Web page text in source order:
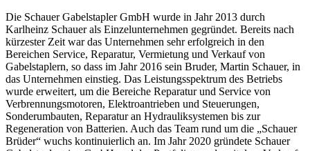
Die Schauer Gabelstapler GmbH wurde in Jahr 2013 durch
Karlheinz Schauer als Einzelunternehmen gegründet. Bereits nach
kürzester Zeit war das Unternehmen sehr erfolgreich in den
Bereichen Service, Reparatur, Vermietung und Verkauf von
Gabelstaplern, so dass im Jahr 2016 sein Bruder, Martin Schauer, in
das Unternehmen einstieg. Das Leistungsspektrum des Betriebs
wurde erweitert, um die Bereiche Reparatur und Service von
Verbrennungsmotoren, Elektroantrieben und Steuerungen,
Sonderumbauten, Reparatur an Hydrauliksystemen bis zur
Regeneration von Batterien. Auch das Team rund um die „Schauer
Brüder“ wuchs kontinuierlich an. Im Jahr 2020 gründete Schauer